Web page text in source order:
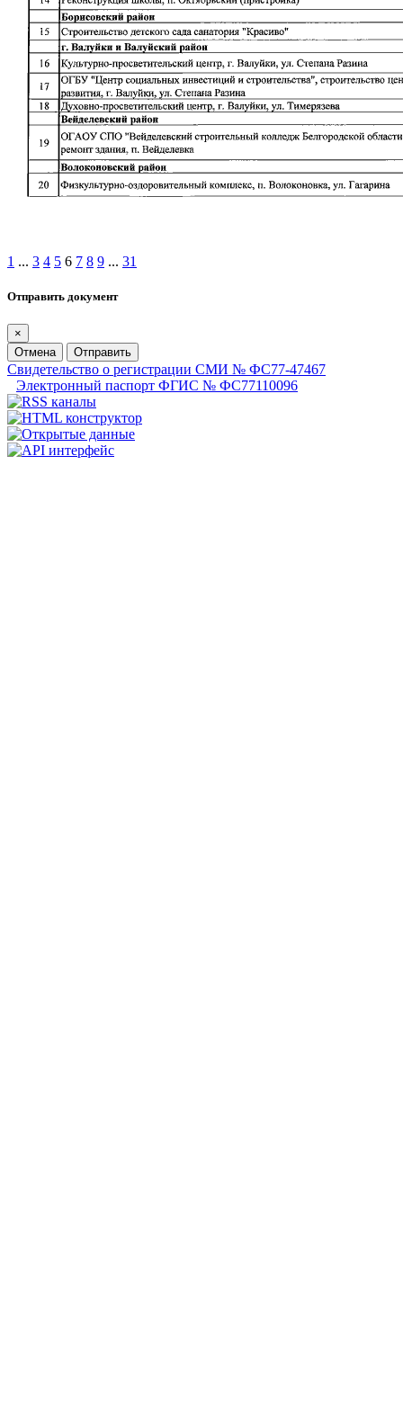
1 ... 3 4 5 6 7 8 9 ... 31
Отправить документ
×
Отмена
Отправить
Свидетельство о регистрации СМИ № ФС77-47467
Электронный паспорт ФГИС № ФС77110096